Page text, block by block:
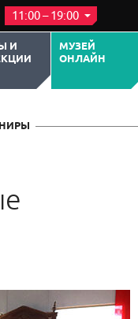
11:00 – 19:00
И
МУЗЕЙ
ОНЛАЙН